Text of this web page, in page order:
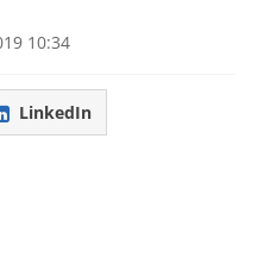
10:34
LinkedIn